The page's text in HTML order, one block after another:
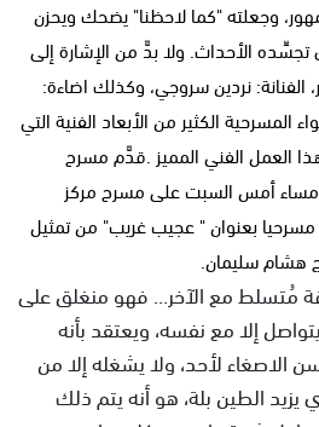
وجعلته "كما لاحظنا" يضحك ويحزن
الأحداث. ولا بدَّ من الإشارة إلى
نردين سروجي، وكذلك اضاءة:
المسرحية الكثير من الأبعاد الفنية التي
العمل الفني المميز .قدَّم مسرح
مساء أمس السبت على مسرح مركز
بعنوان " عجيب غريب" من تمثيل
هشام سليمان.
مُتسلط مع الآخر... فهو منغلق على
إلا مع نفسه، ويعتقد بأنه
الاصغاء لأحد، ولا يشغله إلا من
الطين بلة، هو أنه يتم ذلك